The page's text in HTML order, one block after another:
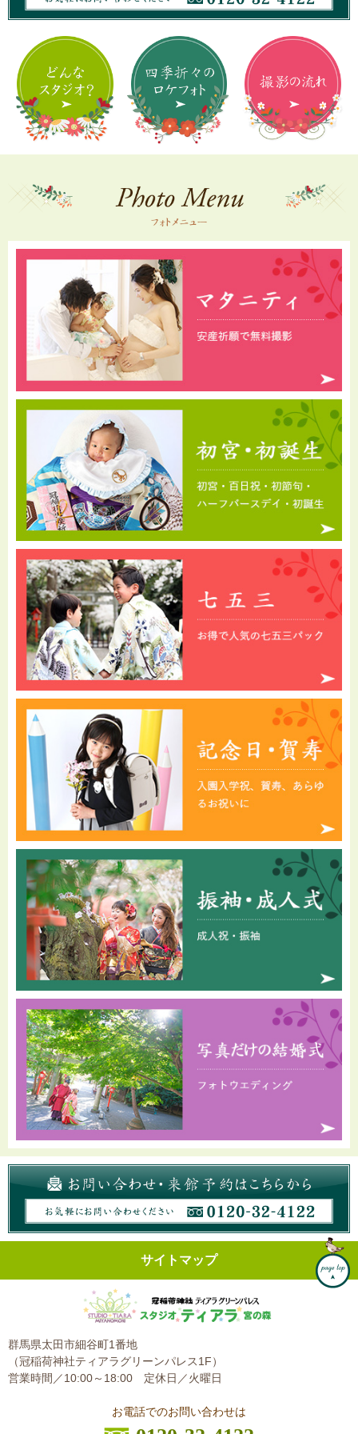
サイトマップ
群馬県太田市細谷町1番地
（冠稲荷神社ティアラグリーンパレス1F）
営業時間／10:00～18:00 定休日／火曜日
お電話でのお問い合わせは